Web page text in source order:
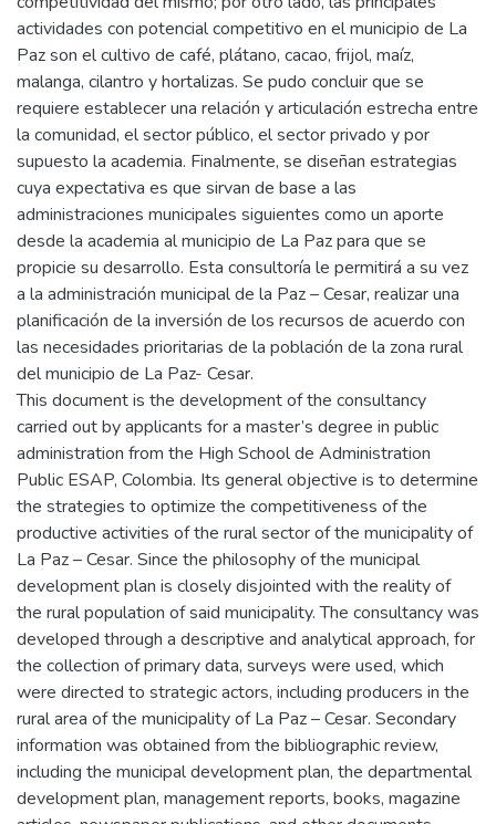
actividades con potencial competitivo en el municipio de La
Paz son el cultivo de café, plátano, cacao, frijol, maíz,
malanga, cilantro y hortalizas. Se pudo concluir que se
requiere establecer una relación y articulación estrecha entre
la comunidad, el sector público, el sector privado y por
supuesto la academia. Finalmente, se diseñan estrategias
cuya expectativa es que sirvan de base a las
administraciones municipales siguientes como un aporte
desde la academia al municipio de La Paz para que se
propicie su desarrollo. Esta consultoría le permitirá a su vez
a la administración municipal de la Paz – Cesar, realizar una
planificación de la inversión de los recursos de acuerdo con
las necesidades prioritarias de la población de la zona rural
del municipio de La Paz- Cesar.
This document is the development of the consultancy
carried out by applicants for a master’s degree in public
administration from the High School de Administration
Public ESAP, Colombia. Its general objective is to determine
the strategies to optimize the competitiveness of the
productive activities of the rural sector of the municipality of
La Paz – Cesar. Since the philosophy of the municipal
development plan is closely disjointed with the reality of
the rural population of said municipality. The consultancy was
developed through a descriptive and analytical approach, for
the collection of primary data, surveys were used, which
were directed to strategic actors, including producers in the
rural area of the municipality of La Paz – Cesar. Secondary
information was obtained from the bibliographic review,
including the municipal development plan, the departmental
development plan, management reports, books, magazine